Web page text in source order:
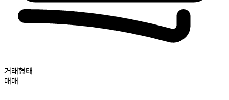
거래형태
매매